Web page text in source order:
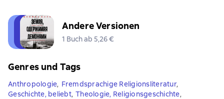
Andere Versionen
1 Buch ab 5,26 €
Genres und Tags
Anthropologie, Fremdsprachige Religionsliteratur,
Geschichte, beliebt, Theologie, Religionsgeschichte,